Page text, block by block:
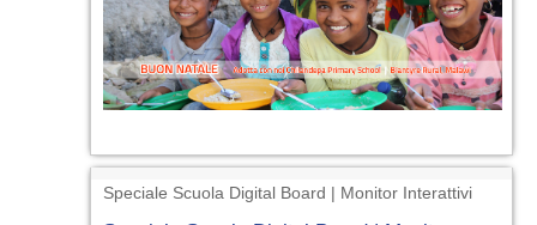
Speciale Scuola Digital Board | Monitor Interattivi